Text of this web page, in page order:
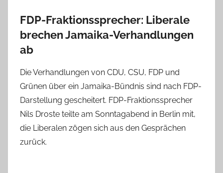
FDP-Fraktionssprecher: Liberale
brechen Jamaika-Verhandlungen
ab
Die Verhandlungen von CDU, CSU, FDP und
Grünen über ein Jamaika-Bündnis sind nach FDP-
Darstellung gescheitert. FDP-Fraktionssprecher
Nils Droste teilte am Sonntagabend in Berlin mit,
die Liberalen zögen sich aus den Gesprächen
zurück.